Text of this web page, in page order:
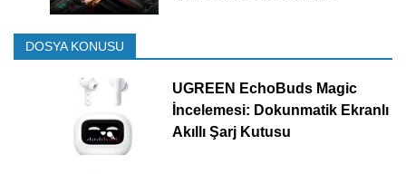
DOSYA KONUSU
UGREEN EchoBuds Magic
İncelemesi: Dokunmatik Ekranlı
Akıllı Şarj Kutusu